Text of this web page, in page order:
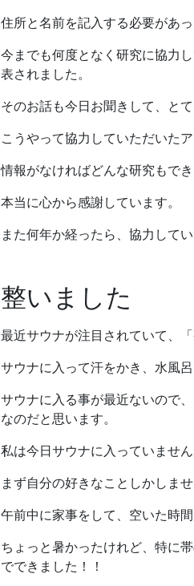
住所と名前を記入する必要があ
今までも何度となく研究に協力
表されました。
そのお話も今日お聞きして、と
こうやって協力していただいた
情報がなければどんな研究もでき
本当に心から感謝しています。
また何年か経ったら、協力して
整いました
最近サウナが注目されていて、
サウナに入って汗をかき、水風
サウナに入る事が最近ないので
なのだと思います。
私は今日サウナに入っていません
まず自分の好きなことしかしませ
午前中に家事をして、空いた時
ちょっと暑かったけれど、特に
でできました！！